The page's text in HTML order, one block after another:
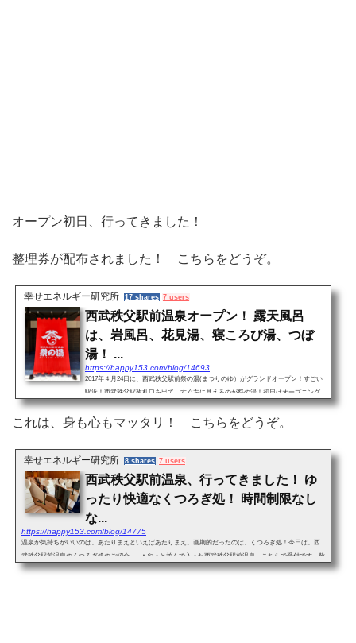
オープン初日、行ってきました！
整理券が配布されました！ こちらをどうぞ。
幸せエネルギー研究所 17 shares 7 users
西武秩父駅前温泉オープン！ 露天風呂
は、岩風呂、花見湯、寝ころび湯、つぼ
湯！ ...
https://happy153.com/blog/14693
2017年４月24日に、西武秩父駅前祭の湯(まつりのゆ）がグランドオープン！すごい
駅近！西武秩父駅改札口を出て、すぐ左に見えるのが祭の湯！初日はオープニング
イベント。一般の入場は、お客様が殺到されるとの予想で、入館整理券が配布され
ましたよ。 &n...
これは、身も心もマッタリ！ こちらをどうぞ。
幸せエネルギー研究所 8 shares 7 users
西武秩父駅前温泉、行ってきました！ ゆ
ったり快適なくつろぎ処！ 時間制限なし
な...
https://happy153.com/blog/14775
温泉が気持ちがいいのは、あたりまえといえばあたりまえ。画期的だったのは、くつろぎ処！今日は、西
武秩父駅前温泉のくつろぎ処のご紹介。 ▲やっと並んで入った西武秩父駅前温泉。こちらで受付です。靴
箱の鍵を渡して、館内用リストバンドをもらい...